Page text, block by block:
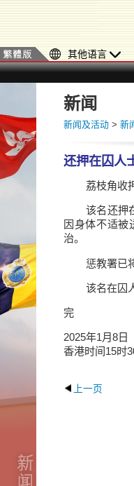
其他语言
新闻
新闻及活动 > 新
还押在囚人
荔枝角收
该名还押
因身体不适被
治。
惩教署已
该名在囚
完
2025年1月8日
香港时间15时
上一页